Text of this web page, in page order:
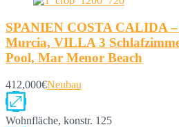
SPANIEN COSTA CALIDA –
Murcia, VILLA 3
Pool, Mar Menor Beach
412,000€Neubau
Wohnfläche, konstr. 125